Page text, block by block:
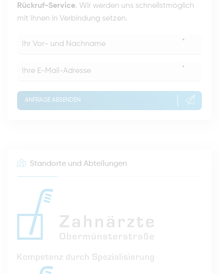
Rückruf-Service. Wir werden uns schnellstmöglich
mit Ihnen in Verbindung setzen.
*
*
ANFRAGE ABSENDEN
Standorte und Abteilungen